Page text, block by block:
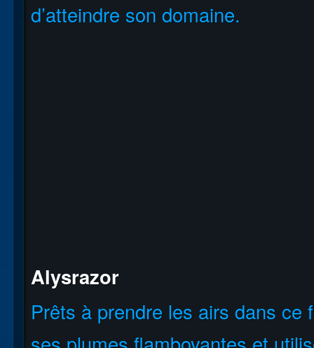
d’atteindre son domaine.
Alysrazor
Prêts à prendre les airs dans